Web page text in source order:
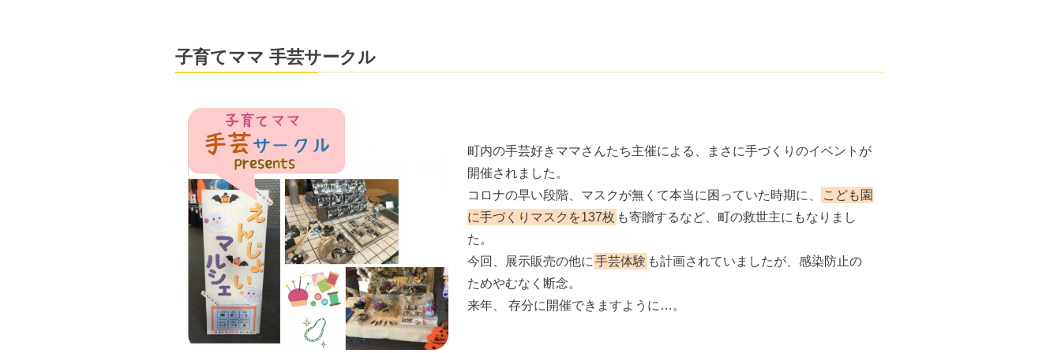
子育てママ 手芸サークル
町内の手芸好きママさんたち主催による、まさに手づくりのイベントが
開催されました。
コロナの早い段階、マスクが無くて本当に困っていた時期に、
こども園
に手づくりマスクを137枚 も寄贈するなど、町の救世主にもなりまし
た。
今回、展示販売の他に 手芸体験 も計画されていましたが、感染防止の
ためやむなく断念。
来年、 存分に開催できますように…。